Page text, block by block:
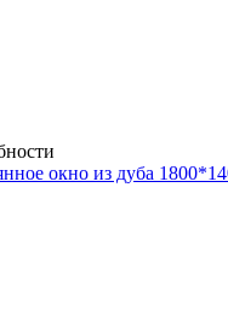
окно из дуба